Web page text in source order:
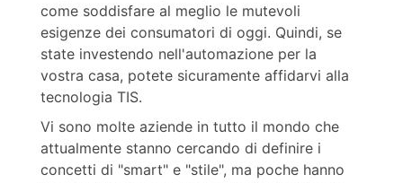
come soddisfare al meglio le mutevoli
esigenze dei consumatori di oggi. Quindi, se
state investendo nell'automazione per la
vostra casa, potete sicuramente affidarvi alla
tecnologia TIS.
Vi sono molte aziende in tutto il mondo che
attualmente stanno cercando di definire i
concetti di "smart" e "stile", ma poche hanno